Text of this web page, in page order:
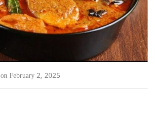
on February 2, 2025